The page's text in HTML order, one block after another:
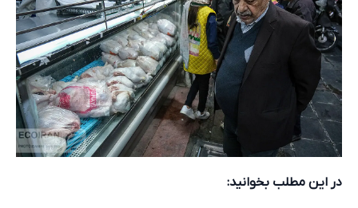
در این مطلب بخوانید: